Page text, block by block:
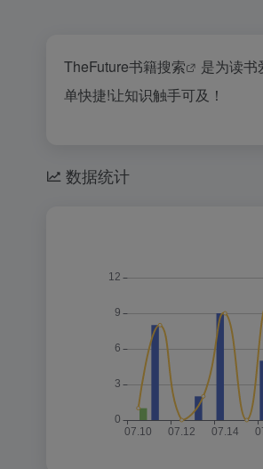
TheFuture书籍搜索 是为读书
单快捷!让知识触手可及！
数据统计